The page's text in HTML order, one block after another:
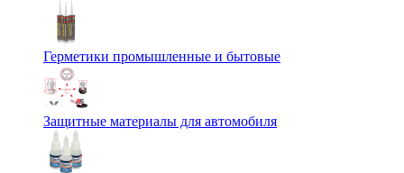
Герметики промышленные и бытовые
Защитные материалы для автомобиля